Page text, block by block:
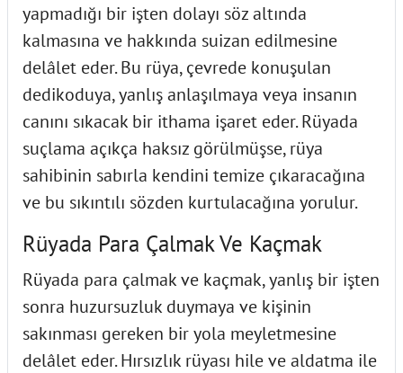
yapmadığı bir işten dolayı söz altında
kalmasına ve hakkında suizan edilmesine
delâlet eder. Bu rüya, çevrede konuşulan
dedikoduya, yanlış anlaşılmaya veya insanın
canını sıkacak bir ithama işaret eder. Rüyada
suçlama açıkça haksız görülmüşse, rüya
sahibinin sabırla kendini temize çıkaracağına
ve bu sıkıntılı sözden kurtulacağına yorulur.
Rüyada Para Çalmak Ve Kaçmak
Rüyada para çalmak ve kaçmak, yanlış bir işten
sonra huzursuzluk duymaya ve kişinin
sakınması gereken bir yola meyletmesine
delâlet eder. Hırsızlık rüyası hile ve aldatma ile